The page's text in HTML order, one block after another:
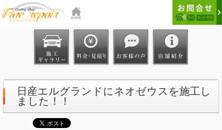
日産エルグランドにネオゼウスを施工し
ました！！